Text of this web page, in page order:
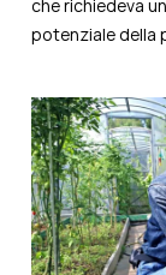
che richiedeva
potenziale della